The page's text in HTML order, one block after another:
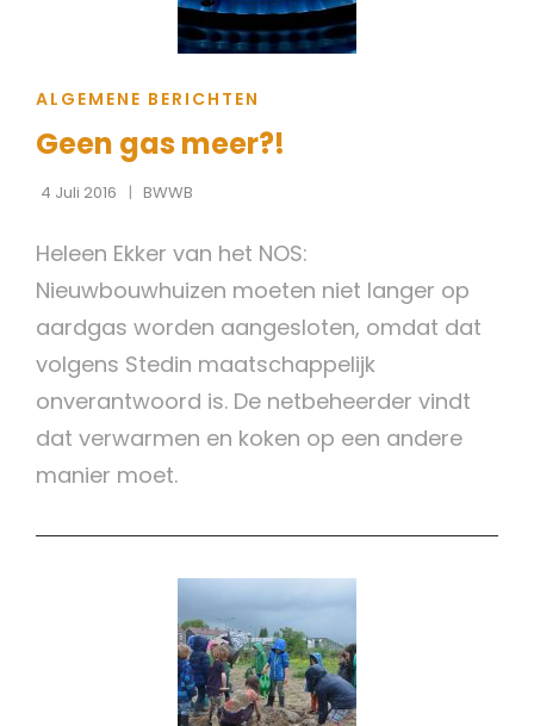
CAT
ALGEMENE BERICHTEN
Geen gas meer?!
4 Juli 2016 BWWB
Heleen Ekker van het NOS:
Nieuwbouwhuizen moeten niet langer op
aardgas worden aangesloten, omdat dat
volgens Stedin maatschappelijk
onverantwoord is. De netbeheerder vindt
dat verwarmen en koken op een andere
manier moet.